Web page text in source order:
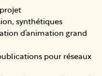
synthétiques
d’animation grand
pour réseaux